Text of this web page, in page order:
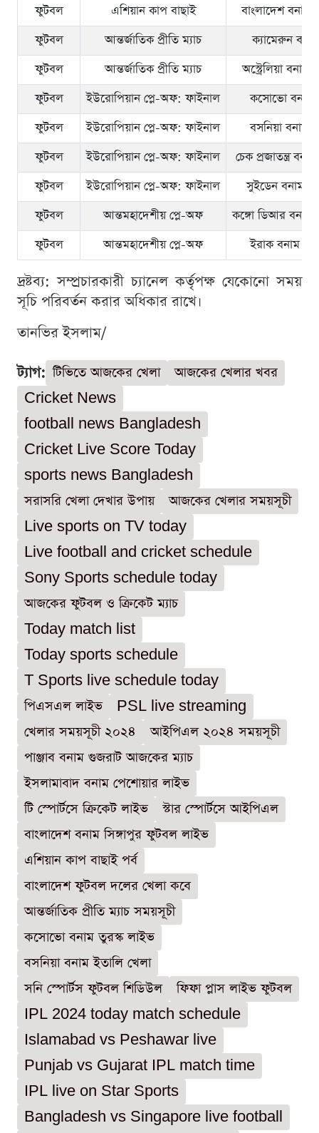
ফুটবল
এশিয়ান কাপ বাছাই
বাংলাদেশ বনাম
ফুটবল
আন্তর্জাতিক প্রীতি ম্যাচ
ক্যামেরুন
ফুটবল
আন্তর্জাতিক প্রীতি ম্যাচ
অস্ট্রেলিয়া বনাম
ফুটবল
ইউরোপিয়ান প্লে-অফ: ফাইনাল
কসোভো বনাম
ফুটবল
ইউরোপিয়ান প্লে-অফ: ফাইনাল
বসনিয়া বনাম
ফুটবল
ইউরোপিয়ান প্লে-অফ: ফাইনাল
চেক প্রজাতন্ত্র
ফুটবল
ইউরোপিয়ান প্লে-অফ: ফাইনাল
সুইডেন বনাম
ফুটবল
আন্তমহাদেশীয় প্লে-অফ
কঙ্গো ডিআর বনাম
ফুটবল
আন্তমহাদেশীয় প্লে-অফ ইরাক বনাম
দ্রষ্টব্য: সম্প্রচারকারী চ্যানেল কর্তৃপক্ষ যেকোনো সময়
সূচি পরিবর্তন করার অধিকার রাখে।
তানভির ইসলাম/
ট্যাগ: টিভিতে আজকের খেলা
আজকের খেলার খবর
Cricket News
football news Bangladesh
Cricket Live Score Today
sports news Bangladesh
সরাসরি খেলা দেখার উপায়
আজকের খেলার সময়সূচী
Live sports on TV today
Live football and cricket schedule
Sony Sports schedule today
আজকের ফুটবল ও ক্রিকেট ম্যাচ
Today match list
Today sports schedule
T Sports live schedule today
পিএসএল লাইভ
PSL live streaming
খেলার সময়সূচী ২০২৪
আইপিএল ২০২৪ সময়সূচী
পাঞ্জাব বনাম গুজরাট আজকের ম্যাচ
ইসলামাবাদ বনাম পেশোয়ার লাইভ
টি স্পোর্টসে ক্রিকেট লাইভ
স্টার স্পোর্টসে আইপিএল
বাংলাদেশ বনাম সিঙ্গাপুর ফুটবল লাইভ
এশিয়ান কাপ বাছাই পর্ব
বাংলাদেশ ফুটবল দলের খেলা কবে
আন্তর্জাতিক প্রীতি ম্যাচ সময়সূচী
কসোভো বনাম তুরস্ক লাইভ
বসনিয়া বনাম ইতালি খেলা
সনি স্পোর্টস ফুটবল শিডিউল
ফিফা প্লাস লাইভ ফুটবল
IPL 2024 today match schedule
Islamabad vs Peshawar live
Punjab vs Gujarat IPL match time
IPL live on Star Sports
Bangladesh vs Singapore live football